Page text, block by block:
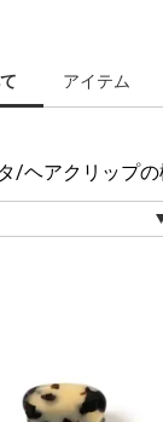
アイテム
/ヘアクリップ